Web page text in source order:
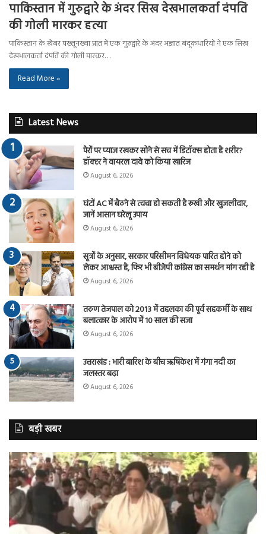
पाकिस्तान में गुरुद्वारे के अंदर सिख देखभालकर्ता दंपति
की गोली मारकर हत्या
पाकिस्तान के खैबर पख्तूनख्वा प्रांत में एक गुरुद्वारे के अंदर अज्ञात बंदूकधारियों ने एक सिख
देखभालकर्ता दंपति की गोली मारकर…
Read More »
Latest News
पैरों पर प्याज रखकर सोने से सच में डिटॉक्स होता है शरीर?
डॉक्टर ने वायरल दावे को किया खारिज
August 6, 2026
घंटों AC में बैठने से त्वचा हो सकती है रूखी और खुजलीदार,
जानें आसान घरेलू उपाय
August 6, 2026
सूत्रों के अनुसार, सरकार परिसीमन विधेयक पारित होने को
लेकर आश्वस्त है, फिर भी बीजेपी कांग्रेस का समर्थन मांग रही है
August 6, 2026
तरुण तेजपाल को 2013 में तहलका की पूर्व सहकर्मी के साथ
बलात्कार के आरोप में 10 साल की सजा
August 6, 2026
उत्तराखंड : भारी बारिश के बीच ऋषिकेश में गंगा नदी का
जलस्तर बढ़ा
August 6, 2026
बड़ी खबर